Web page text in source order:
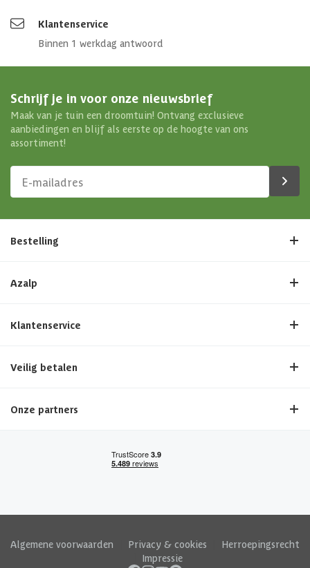
Klantenservice
Binnen 1 werkdag antwoord
Schrijf je in voor onze nieuwsbrief
Maak van je tuin een droomtuin! Ontvang exclusieve
aanbiedingen en blijf als eerste op de hoogte van ons
assortiment!
Bestelling
Azalp
Klantenservice
Veilig betalen
Onze partners
Algemene voorwaarden Privacy & cookies
Herroepingsrecht
Impressie